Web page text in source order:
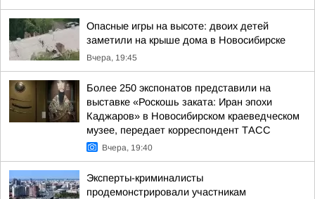
Опасные игры на высоте: двоих детей
заметили на крыше дома в Новосибирске
Вчера, 19:45
Более 250 экспонатов представили на
выставке «Роскошь заката: Иран эпохи
Каджаров» в Новосибирском краеведческом
музее, передает корреспондент ТАСС
Вчера, 19:40
Эксперты-криминалисты
продемонстрировали участникам